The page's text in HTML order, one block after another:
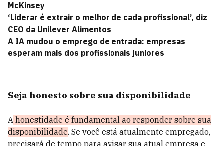
McKinsey
‘Liderar é extrair o melhor de cada profissional’, diz
CEO da Unilever Alimentos
A IA mudou o emprego de entrada: empresas
esperam mais dos profissionais juniores
Seja honesto sobre sua disponibilidade
A honestidade é fundamental ao responder sobre sua
disponibilidade. Se você está atualmente empregado,
precisará de tempo para avisar sua atual empresa e